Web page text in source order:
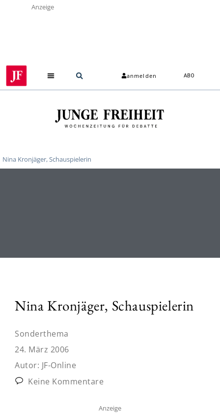
Anzeige
anmelden ABO
Nina Kronjäger, Schauspielerin
Nina Kronjäger, Schauspielerin
Sonderthema
24. März 2006
Autor: JF-Online
Keine Kommentare
Anzeige